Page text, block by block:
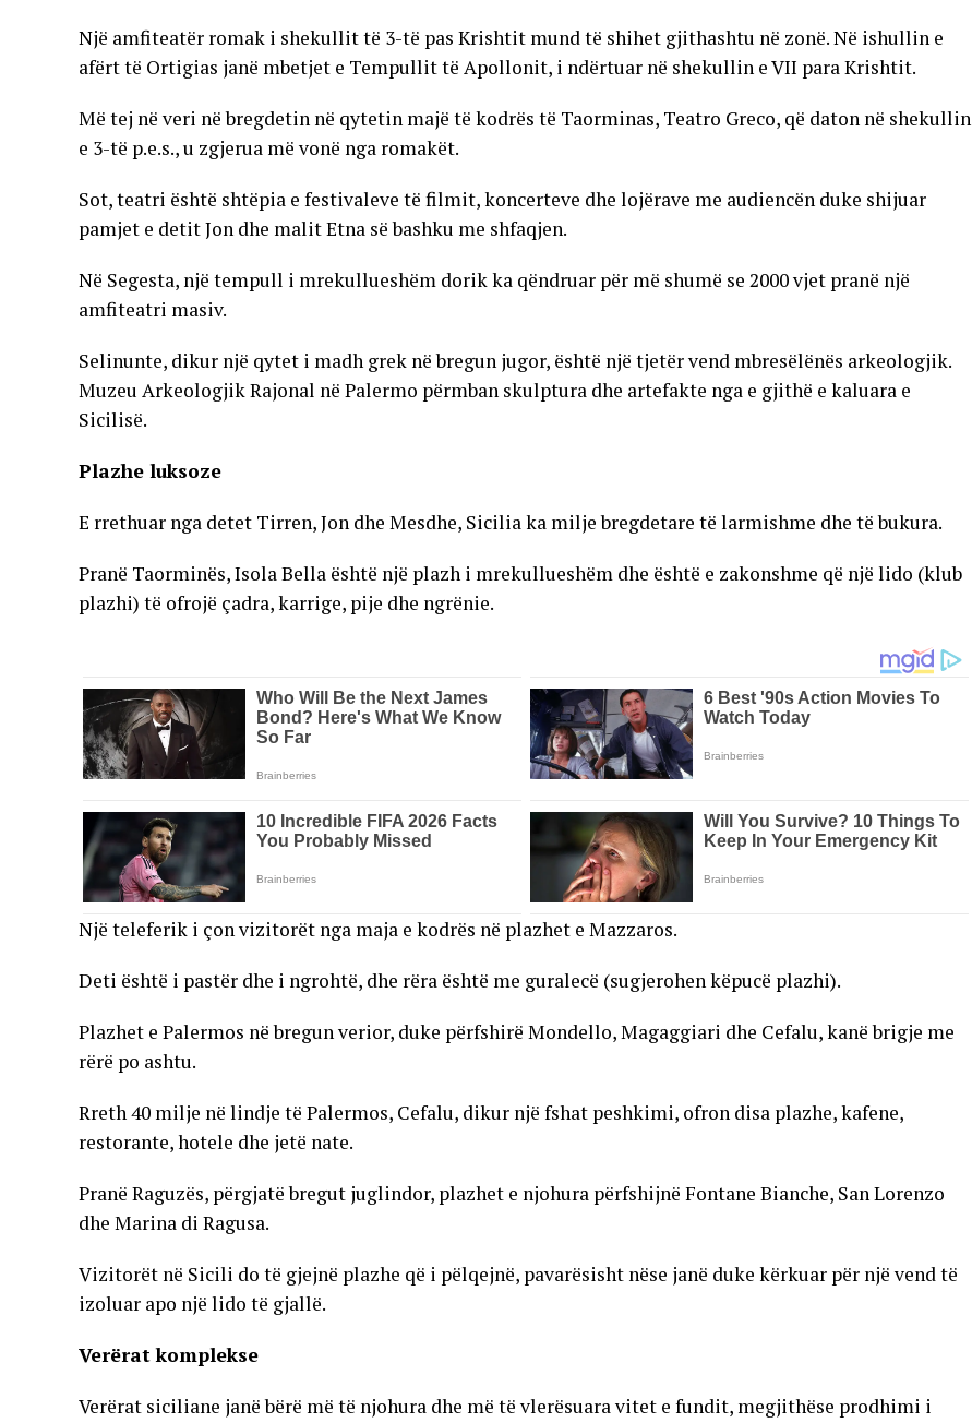
Një amfiteatër romak i shekullit të 3-të pas Krishtit mund të shihet gjithashtu në zonë. Në ishullin e
afërt të Ortigias janë mbetjet e Tempullit të Apollonit, i ndërtuar në shekullin e VII para Krishtit.
Më tej në veri në bregdetin në qytetin majë të kodrës të Taorminas, Teatro Greco, që daton në shekullin
e 3-të p.e.s., u zgjerua më vonë nga romakët.
Sot, teatri është shtëpia e festivaleve të filmit, koncerteve dhe lojërave me audiencën duke shijuar
pamjet e detit Jon dhe malit Etna së bashku me shfaqjen.
Në Segesta, një tempull i mrekullueshëm dorik ka qëndruar për më shumë se 2000 vjet pranë një
amfiteatri masiv.
Selinunte, dikur një qytet i madh grek në bregun jugor, është një tjetër vend mbresëlënës arkeologjik.
Muzeu Arkeologjik Rajonal në Palermo përmban skulptura dhe artefakte nga e gjithë e kaluara e
Sicilisë.
Plazhe luksoze
E rrethuar nga detet Tirren, Jon dhe Mesdhe, Sicilia ka milje bregdetare të larmishme dhe të bukura.
Pranë Taorminës, Isola Bella është një plazh i mrekullueshëm dhe është e zakonshme që një lido (klub
plazhi) të ofrojë çadra, karrige, pije dhe ngrënie.
Një teleferik i çon vizitorët nga maja e kodrës në plazhet e Mazzaros.
Deti është i pastër dhe i ngrohtë, dhe rëra është me guralecë (sugjerohen këpucë plazhi).
Plazhet e Palermos në bregun verior, duke përfshirë Mondello, Magaggiari dhe Cefalu, kanë brigje me
rërë po ashtu.
Rreth 40 milje në lindje të Palermos, Cefalu, dikur një fshat peshkimi, ofron disa plazhe, kafene,
restorante, hotele dhe jetë nate.
Pranë Raguzës, përgjatë bregut juglindor, plazhet e njohura përfshijnë Fontane Bianche, San Lorenzo
dhe Marina di Ragusa.
Vizitorët në Sicili do të gjejnë plazhe që i pëlqejnë, pavarësisht nëse janë duke kërkuar për një vend të
izoluar apo një lido të gjallë.
Verërat komplekse
Verërat siciliane janë bërë më të njohura dhe më të vlerësuara vitet e fundit, megjithëse prodhimi i